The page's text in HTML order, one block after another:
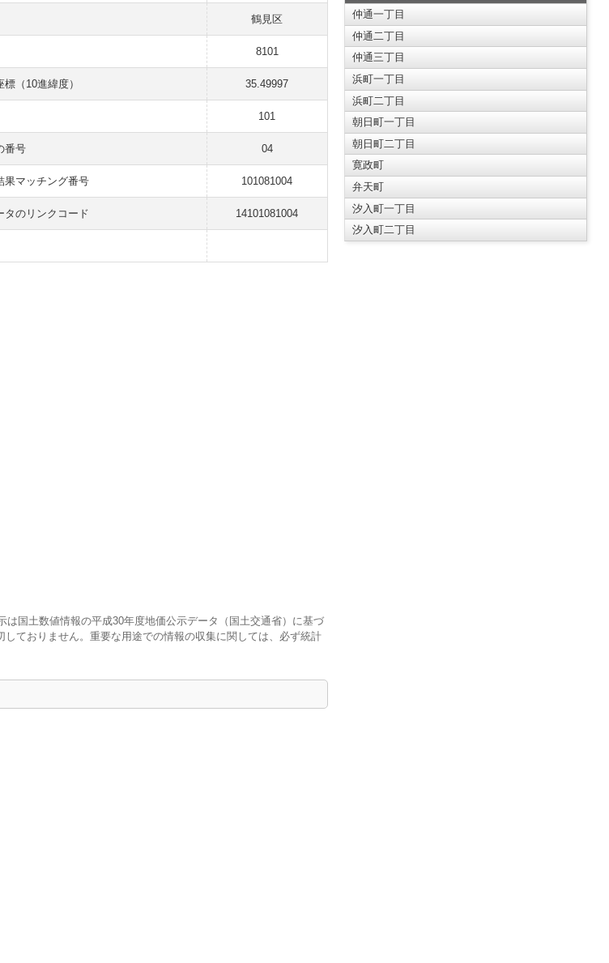
鶴見区
8101
（10進緯度） 35.49997
101
番号 04
果マッチング番号 101081004
タのリンクコード 14101081004
国土数値情報の平成30年度地価公示データ（国土交通省）に基づ
ておりません。重要な用途での情報の収集に関しては、必ず統計
仲通一丁目
仲通二丁目
仲通三丁目
浜町一丁目
浜町二丁目
朝日町一丁目
朝日町二丁目
寛政町
弁天町
汐入町一丁目
汐入町二丁目